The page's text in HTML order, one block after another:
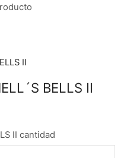
BELLS II
II cantidad